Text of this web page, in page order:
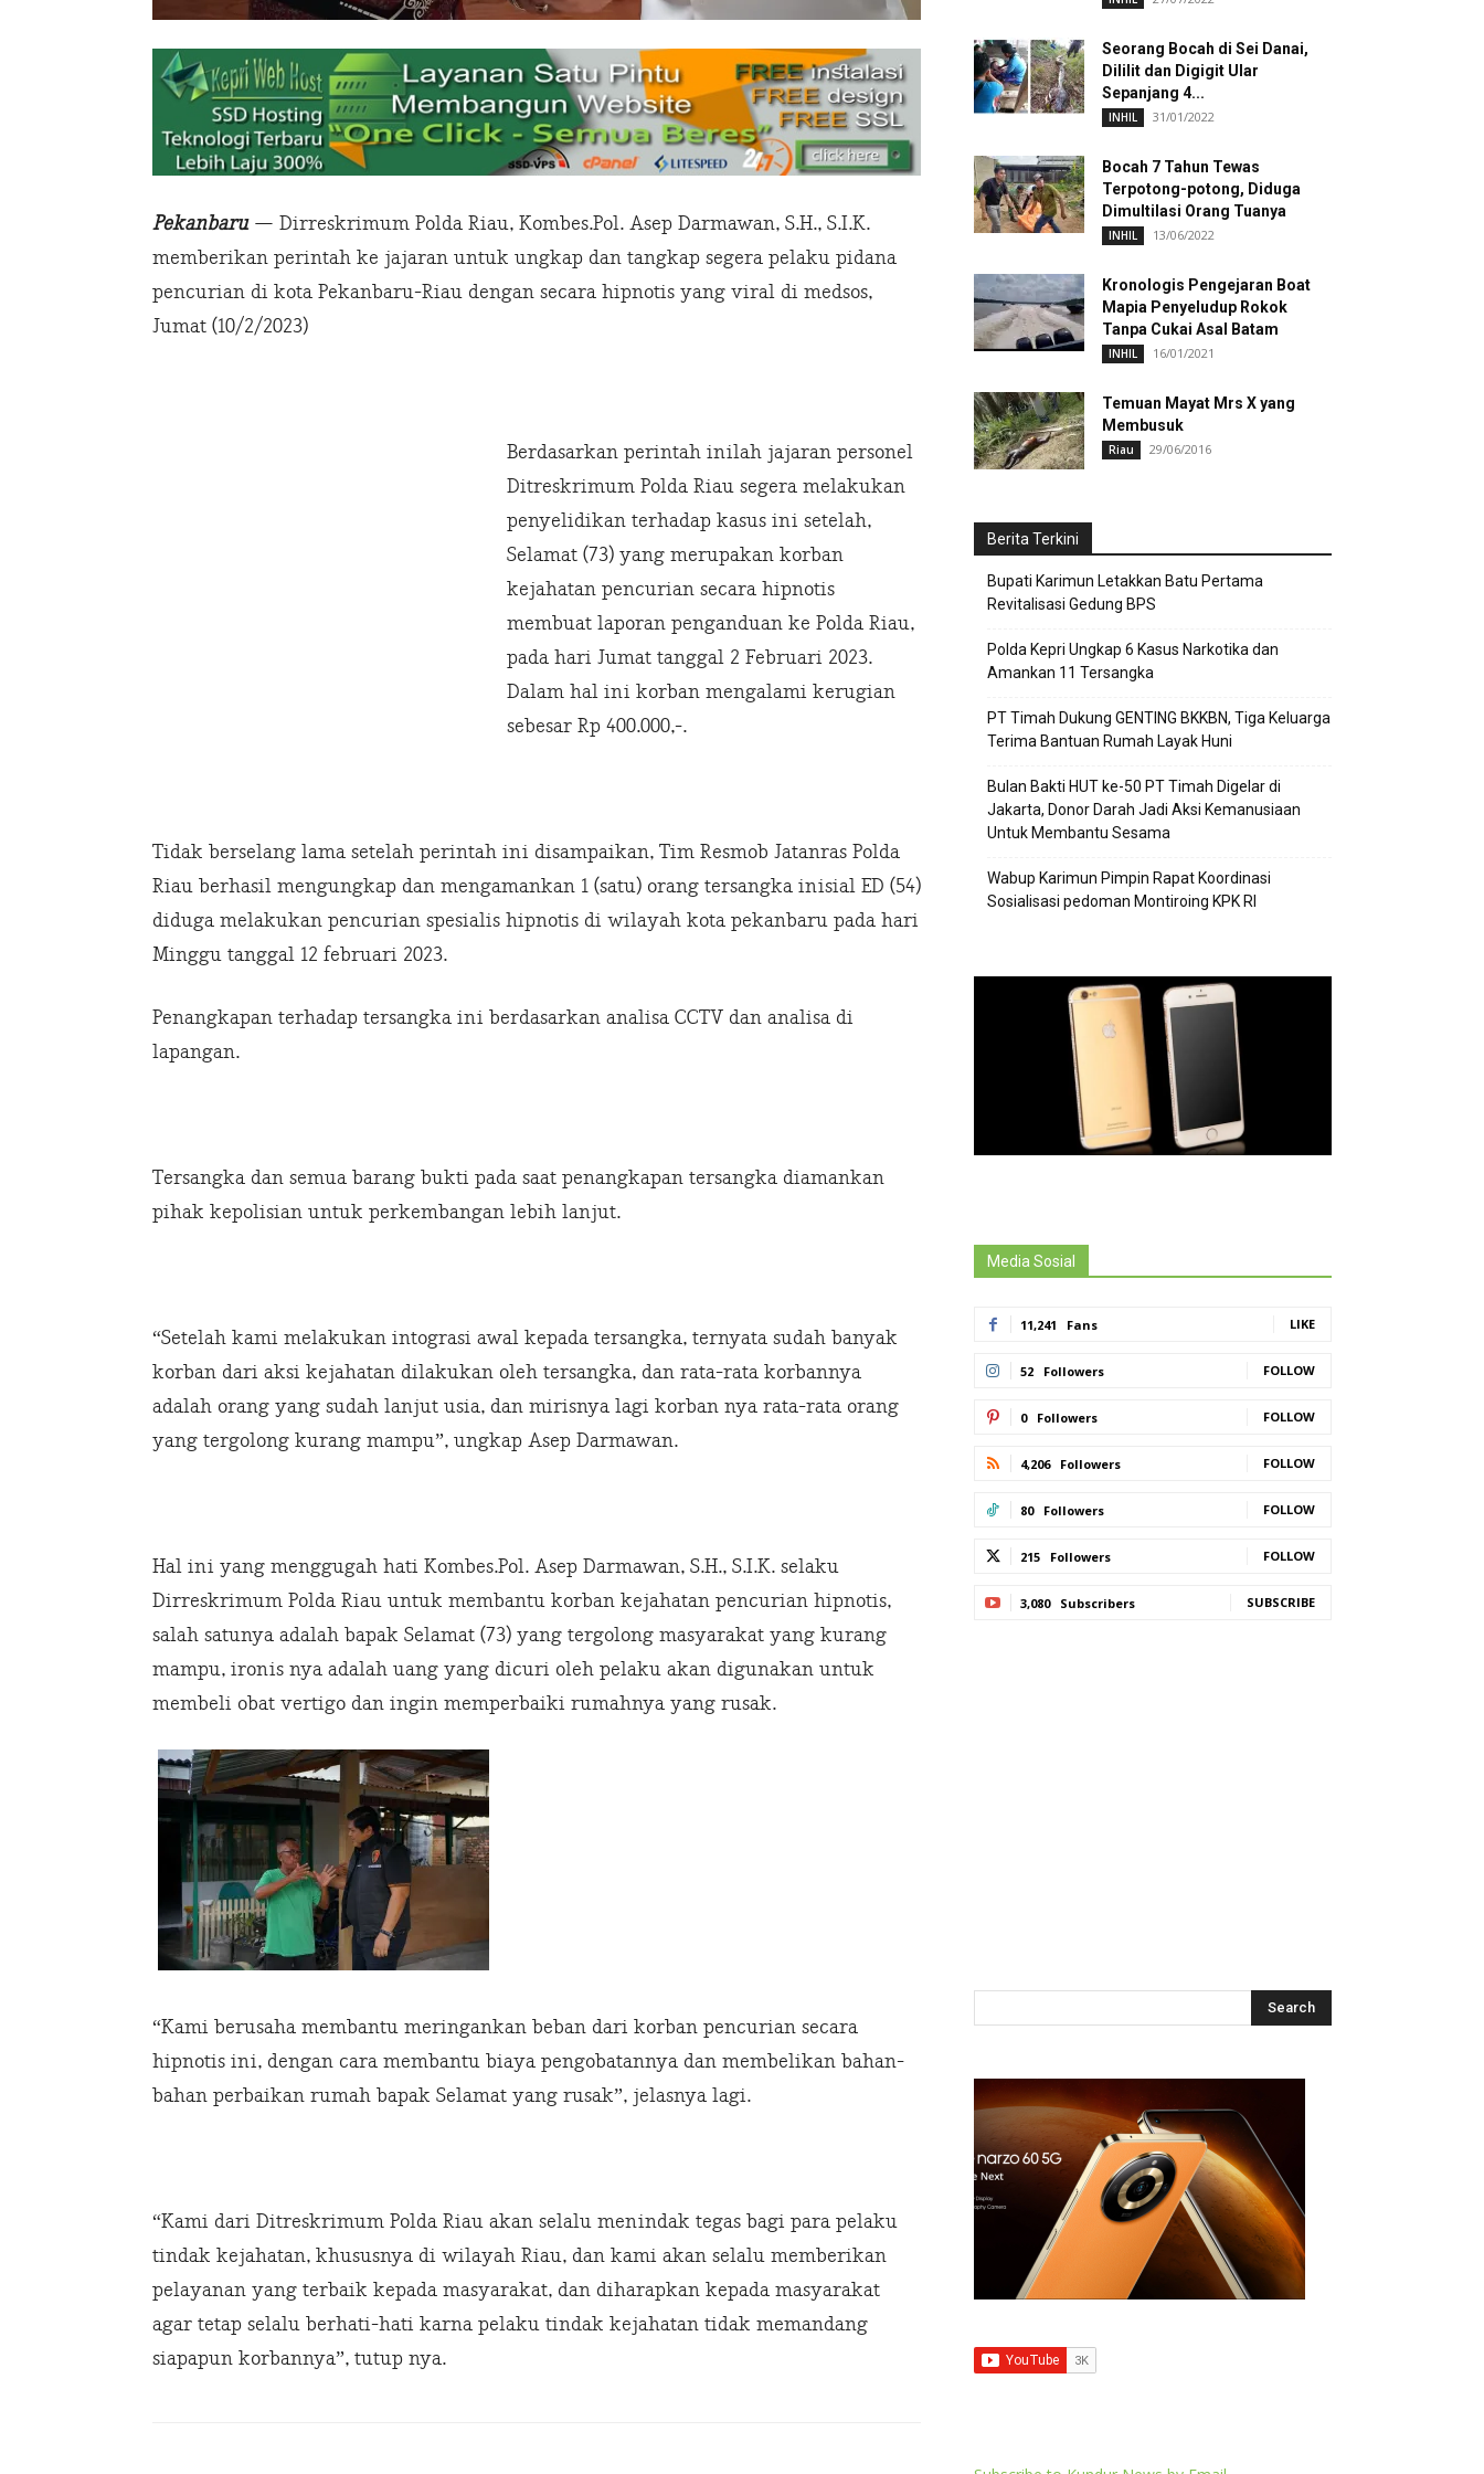
Pekanbaru— Dirreskrimum Polda Riau, Kombes.Pol. Asep Darmawan, S.H., S.I.K.
memberikan perintah ke jajaran untuk ungkap dan tangkap segera pelaku pidana
pencurian di kota Pekanbaru-Riau dengan secara hipnotis yang viral di medsos,
Jumat (10/2/2023)
Berdasarkan perintah inilah jajaran personel
Ditreskrimum Polda Riau segera melakukan
penyelidikan terhadap kasus ini setelah,
Selamat (73) yang merupakan korban
kejahatan pencurian secara hipnotis
membuat laporan penganduan ke Polda Riau,
pada hari Jumat tanggal 2 Februari 2023.
Dalam hal ini korban mengalami kerugian
sebesar Rp 400.000,-.
Tidak berselang lama setelah perintah ini disampaikan, Tim Resmob Jatanras Polda
Riau berhasil mengungkap dan mengamankan 1 (satu) orang tersangka inisial ED (54)
diduga melakukan pencurian spesialis hipnotis di wilayah kota pekanbaru pada hari
Minggu tanggal 12 februari 2023.
Penangkapan terhadap tersangka ini berdasarkan analisa CCTV dan analisa di
lapangan.
Tersangka dan semua barang bukti pada saat penangkapan tersangka diamankan
pihak kepolisian untuk perkembangan lebih lanjut.
“Setelah kami melakukan intograsi awal kepada tersangka, ternyata sudah banyak
korban dari aksi kejahatan dilakukan oleh tersangka, dan rata-rata korbannya
adalah orang yang sudah lanjut usia, dan mirisnya lagi korban nya rata-rata orang
yang tergolong kurang mampu”, ungkap Asep Darmawan.
Hal ini yang menggugah hati Kombes.Pol. Asep Darmawan, S.H., S.I.K. selaku
Dirreskrimum Polda Riau untuk membantu korban kejahatan pencurian hipnotis,
salah satunya adalah bapak Selamat (73) yang tergolong masyarakat yang kurang
mampu, ironis nya adalah uang yang dicuri oleh pelaku akan digunakan untuk
membeli obat vertigo dan ingin memperbaiki rumahnya yang rusak.
“Kami berusaha membantu meringankan beban dari korban pencurian secara
hipnotis ini, dengan cara membantu biaya pengobatannya dan membelikan bahan-
bahan perbaikan rumah bapak Selamat yang rusak”, jelasnya lagi.
“Kami dari Ditreskrimum Polda Riau akan selalu menindak tegas bagi para pelaku
tindak kejahatan, khususnya di wilayah Riau, dan kami akan selalu memberikan
pelayanan yang terbaik kepada masyarakat, dan diharapkan kepada masyarakat
agar tetap selalu berhati-hati karna pelaku tindak kejahatan tidak memandang
siapapun korbannya”, tutup nya.
Seorang Bocah di Sei Danai,
Dililit dan Digigit Ular
Sepanjang 4...
INHIL 31/01/2022
Bocah 7 Tahun Tewas
Terpotong-potong, Diduga
Dimultilasi Orang Tuanya
INHIL 13/06/2022
Kronologis Pengejaran Boat
Mapia Penyeludup Rokok
Tanpa Cukai Asal Batam
INHIL 16/01/2021
Temuan Mayat Mrs X yang
Membusuk
Riau 29/06/2016
Berita Terkini
Bupati Karimun Letakkan Batu Pertama
Revitalisasi Gedung BPS
Polda Kepri Ungkap 6 Kasus Narkotika dan
Amankan 11 Tersangka
PT Timah Dukung GENTING BKKBN, Tiga Keluarga
Terima Bantuan Rumah Layak Huni
Bulan Bakti HUT ke-50 PT Timah Digelar di
Jakarta, Donor Darah Jadi Aksi Kemanusiaan
Untuk Membantu Sesama
Wabup Karimun Pimpin Rapat Koordinasi
Sosialisasi pedoman Montiroing KPK RI
Media Sosial
11,241 Fans LIKE
52 Followers FOLLOW
0 Followers FOLLOW
4,206 Followers FOLLOW
80 Followers FOLLOW
215 Followers FOLLOW
3,080 Subscribers SUBSCRIBE